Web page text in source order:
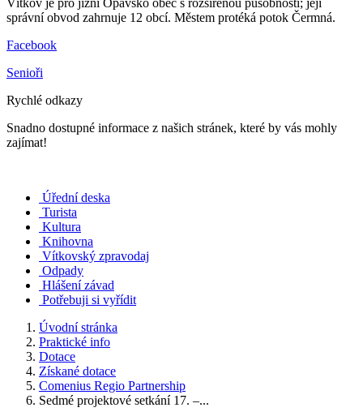
Vítkov je pro jižní Opavsko obec s rozšířenou působností; její
správní obvod zahrnuje 12 obcí. Městem protéká potok Čermná.
Facebook
Senioři
Rychlé odkazy
Snadno dostupné informace z našich stránek, které by vás mohly
zajímat!
Úřední deska
Turista
Kultura
Knihovna
Vítkovský zpravodaj
Odpady
Hlášení závad
Potřebuji si vyřídit
Úvodní stránka
Praktické info
Dotace
Získané dotace
Comenius Regio Partnership
Sedmé projektové setkání 17. –...